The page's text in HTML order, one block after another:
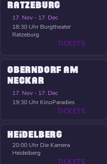
RATZEBURG
17. Nov - 17. Dec
18:30 Uhr Burgtheater
Ratzeburg
TICKETS
OBERNDORF AM
NECKAR
17. Nov - 17. Dec
19:30 Uhr KinoParadies
TICKETS
HEIDELBERG
20:00 Uhr Die Kamera
Heidelberg
TICKETS